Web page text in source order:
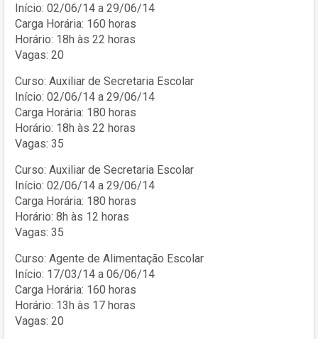
Início: 02/06/14 a 29/06/14
Carga Horária: 160 horas
Horário: 18h às 22 horas
Vagas: 20
Curso: Auxiliar de Secretaria Escolar
Início: 02/06/14 a 29/06/14
Carga Horária: 180 horas
Horário: 18h às 22 horas
Vagas: 35
Curso: Auxiliar de Secretaria Escolar
Início: 02/06/14 a 29/06/14
Carga Horária: 180 horas
Horário: 8h às 12 horas
Vagas: 35
Curso: Agente de Alimentação Escolar
Início: 17/03/14 a 06/06/14
Carga Horária: 160 horas
Horário: 13h às 17 horas
Vagas: 20